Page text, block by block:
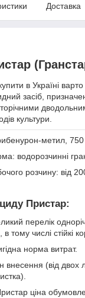
Доставка
в Україні
засіб,
культури.
метил, 750
водорозчинні
розчину: від
Пристар:
перелік
тому числі стійкі
норма витрат.
внесення (від двох
ціна